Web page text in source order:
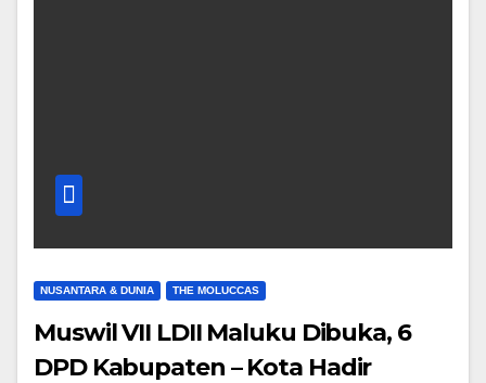
NUSANTARA & DUNIA THE MOLUCCAS
Muswil VII LDII Maluku Dibuka, 6
DPD Kabupaten – Kota Hadir